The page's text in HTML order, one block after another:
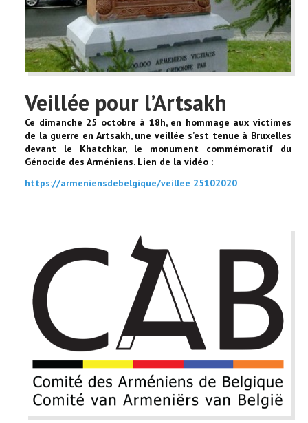
Veillée pour l’Artsakh
Ce dimanche 25 octobre à 18h, en hommage aux victimes
de la guerre en Artsakh, une veillée s’est tenue à Bruxelles
devant le Khatchkar, le monument commémoratif du
Génocide des Arméniens. Lien de la vidéo :
https://armeniensdebelgique/veillee 25102020